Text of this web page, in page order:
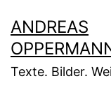
Inhalt
springen
ANDREAS
Texte. Bilder.